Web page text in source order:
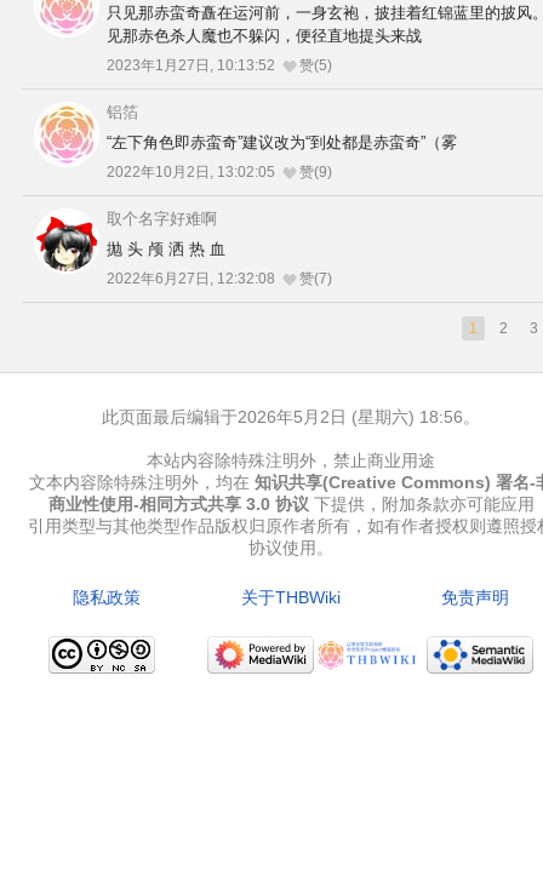
只见那赤蛮奇矗在运河前，一身玄袍，披挂着红锦蓝里的披风
见那赤色杀人魔也不躲闪，便径直地提头来战
2023年1月27日, 10:13:52 赞(5)
铝箔
“左下角色即赤蛮奇”建议改为“到处都是赤蛮奇”（雾
2022年10月2日, 13:02:05 赞(9)
取个名字好难啊
抛 头 颅 洒 热 血
2022年6月27日, 12:32:08 赞(7)
1 2 3
此页面最后编辑于2026年5月2日 (星期六) 18:56。
本站内容除特殊注明外，禁止商业用途
文本内容除特殊注明外，均在 知识共享(Creative Commons) 署名-
商业性使用-相同方式共享 3.0 协议 下提供，附加条款亦可能应用
引用类型与其他类型作品版权归原作者所有，如有作者授权则遵照授
协议使用。
隐私政策 关于THBWiki 免责声明